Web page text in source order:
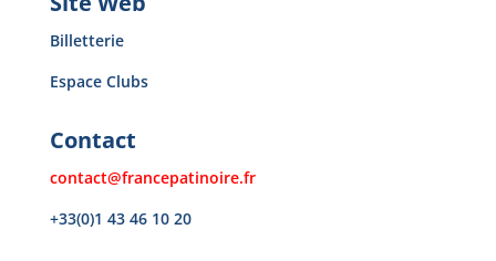
Billetterie
Espace Clubs
Contact
contact@francepatinoire.fr
+33(0)1 43 46 10 20